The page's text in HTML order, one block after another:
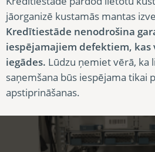
3 007,50
jāorganizē kustamās mantas
Kredītiestāde nenodrošina
iespējamajiem defektiem,
iegādes. Lūdzu ņemiet vērā, ka
saņemšana būs iespējama tikai
apstiprināšanas.